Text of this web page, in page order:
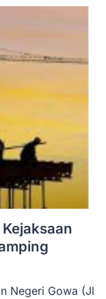
Negeri Gowa (Jl